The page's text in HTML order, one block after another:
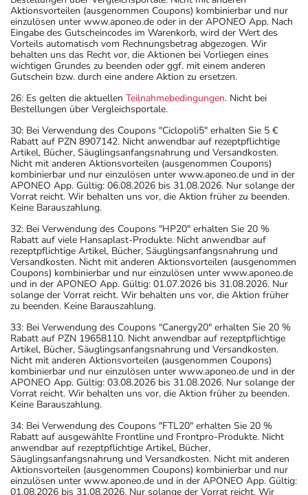
Aktionsvorteilen (ausgenommen Coupons) kombinierbar und nur
einzulösen unter www.aponeo.de oder in der APONEO App. Nach
Eingabe des Gutscheincodes im Warenkorb, wird der Wert des
Vorteils automatisch vom Rechnungsbetrag abgezogen. Wir
behalten uns das Recht vor, die Aktionen bei Vorliegen eines
wichtigen Grundes zu beenden oder ggf. mit einem anderen
Gutschein bzw. durch eine andere Aktion zu ersetzen.
26: Es gelten die aktuellen Teilnahmebedingungen. Nicht bei
Bestellungen über Vergleichsportale.
30: Bei Verwendung des Coupons "Ciclopoli5" erhalten Sie 5 €
Rabatt auf PZN 8907142. Nicht anwendbar auf rezeptpflichtige
Artikel, Bücher, Säuglingsanfangsnahrung und Versandkosten.
Nicht mit anderen Aktionsvorteilen (ausgenommen Coupons)
kombinierbar und nur einzulösen unter www.aponeo.de und in der
APONEO App. Gültig: 06.08.2026 bis 31.08.2026. Nur solange der
Vorrat reicht. Wir behalten uns vor, die Aktion früher zu beenden.
Keine Barauszahlung.
32: Bei Verwendung des Coupons "HP20" erhalten Sie 20 %
Rabatt auf viele Hansaplast-Produkte. Nicht anwendbar auf
rezeptpflichtige Artikel, Bücher, Säuglingsanfangsnahrung und
Versandkosten. Nicht mit anderen Aktionsvorteilen (ausgenommen
Coupons) kombinierbar und nur einzulösen unter www.aponeo.de
und in der APONEO App. Gültig: 01.07.2026 bis 31.08.2026. Nur
solange der Vorrat reicht. Wir behalten uns vor, die Aktion früher
zu beenden. Keine Barauszahlung.
33: Bei Verwendung des Coupons "Canergy20" erhalten Sie 20 %
Rabatt auf PZN 19658110. Nicht anwendbar auf rezeptpflichtige
Artikel, Bücher, Säuglingsanfangsnahrung und Versandkosten.
Nicht mit anderen Aktionsvorteilen (ausgenommen Coupons)
kombinierbar und nur einzulösen unter www.aponeo.de und in der
APONEO App. Gültig: 03.08.2026 bis 31.08.2026. Nur solange der
Vorrat reicht. Wir behalten uns vor, die Aktion früher zu beenden.
Keine Barauszahlung.
34: Bei Verwendung des Coupons "FTL20" erhalten Sie 20 %
Rabatt auf ausgewählte Frontline und Frontpro-Produkte. Nicht
anwendbar auf rezeptpflichtige Artikel, Bücher,
Säuglingsanfangsnahrung und Versandkosten. Nicht mit anderen
Aktionsvorteilen (ausgenommen Coupons) kombinierbar und nur
einzulösen unter www.aponeo.de und in der APONEO App. Gültig:
01.08.2026 bis 31.08.2026. Nur solange der Vorrat reicht. Wir